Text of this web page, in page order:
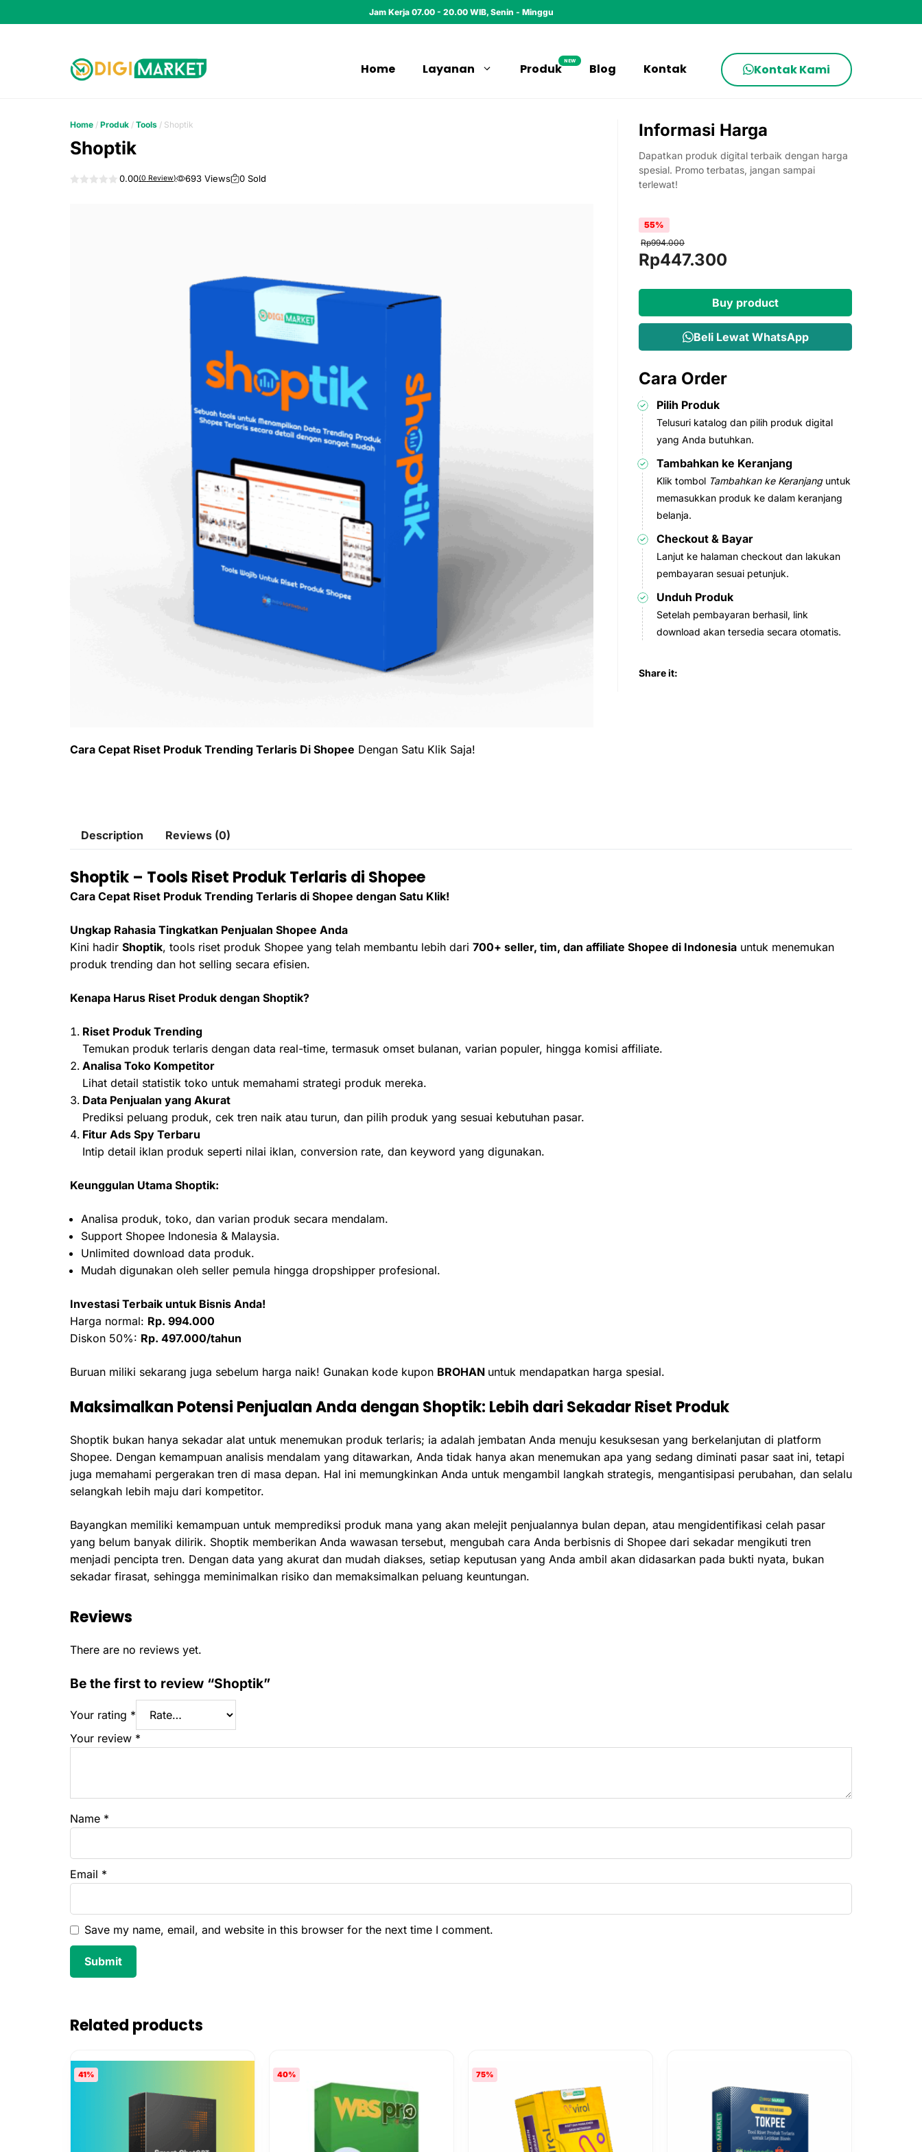
to
Jam Kerja 07.00 - 20.00 WIB, Senin - Minggu
Home Layanan Produk
NEW
Blog Kontak Kontak Kami
Home / Produk / Tools / Shoptik
Shoptik
0.00(0 Review) 693 Views 0 Sold
Cara Cepat Riset Produk Trending Terlaris Di Shopee Dengan Satu Klik Saja!
Informasi Harga
Dapatkan produk digital terbaik dengan harga
spesial. Promo terbatas, jangan sampai
terlewat!
55%
Rp994.000
Original
was:
Rp994.000.
Rp447.300
is:
Rp447.300.
Buy product
Beli Lewat WhatsApp
Cara Order
Pilih Produk
Telusuri katalog dan pilih produk digital
yang Anda butuhkan.
Tambahkan ke Keranjang
Klik tombol Tambahkan ke Keranjanguntuk
memasukkan produk ke dalam keranjang
belanja.
Checkout & Bayar
Lanjut ke halaman checkout dan lakukan
pembayaran sesuai petunjuk.
Unduh Produk
Setelah pembayaran berhasil, link
download akan tersedia secara otomatis.
Share it:
Description Reviews (0)
Shoptik – Tools Riset Produk Terlaris di Shopee
Cara Cepat Riset Produk Trending Terlaris di Shopee dengan Satu Klik!
Ungkap Rahasia Tingkatkan Penjualan Shopee Anda
Kini hadir Shoptik, tools riset produk Shopee yang telah membantu lebih dari 700+ seller, tim, dan affiliate Shopee di Indonesia untuk menemukan
produk trending dan hot selling secara efisien.
Kenapa Harus Riset Produk dengan Shoptik?
Riset Produk Trending
Temukan produk terlaris dengan data real-time, termasuk omset bulanan, varian populer, hingga komisi affiliate.
Analisa Toko Kompetitor
Lihat detail statistik toko untuk memahami strategi produk mereka.
Data Penjualan yang Akurat
Prediksi peluang produk, cek tren naik atau turun, dan pilih produk yang sesuai kebutuhan pasar.
Fitur Ads Spy Terbaru
Intip detail iklan produk seperti nilai iklan, conversion rate, dan keyword yang digunakan.
Keunggulan Utama Shoptik:
Analisa produk, toko, dan varian produk secara mendalam.
Support Shopee Indonesia & Malaysia.
Unlimited download data produk.
Mudah digunakan oleh seller pemula hingga dropshipper profesional.
Investasi Terbaik untuk Bisnis Anda!
Harga normal: Rp. 994.000
Diskon 50%: Rp. 497.000/tahun
Buruan miliki sekarang juga sebelum harga naik! Gunakan kode kupon BROHAN untuk mendapatkan harga spesial.
Maksimalkan Potensi Penjualan Anda dengan Shoptik: Lebih dari Sekadar Riset Produk
Shoptik bukan hanya sekadar alat untuk menemukan produk terlaris; ia adalah jembatan Anda menuju kesuksesan yang berkelanjutan di platform
Shopee. Dengan kemampuan analisis mendalam yang ditawarkan, Anda tidak hanya akan menemukan apa yang sedang diminati pasar saat ini, tetapi
juga memahami pergerakan tren di masa depan. Hal ini memungkinkan Anda untuk mengambil langkah strategis, mengantisipasi perubahan, dan selalu
selangkah lebih maju dari kompetitor.
Bayangkan memiliki kemampuan untuk memprediksi produk mana yang akan melejit penjualannya bulan depan, atau mengidentifikasi celah pasar
yang belum banyak dilirik. Shoptik memberikan Anda wawasan tersebut, mengubah cara Anda berbisnis di Shopee dari sekadar mengikuti tren
menjadi pencipta tren. Dengan data yang akurat dan mudah diakses, setiap keputusan yang Anda ambil akan didasarkan pada bukti nyata, bukan
sekadar firasat, sehingga meminimalkan risiko dan memaksimalkan peluang keuntungan.
Reviews
There are no reviews yet.
Be the first to review “Shoptik”
Your rating *
Your review *
Name *
Email *
Save my name, email, and website in this browser for the next time I comment.
Related products
41% 40% 75%